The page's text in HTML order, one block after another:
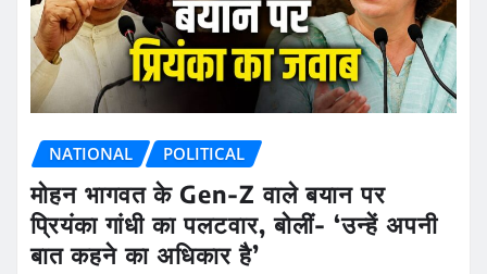
NATIONAL POLITICAL
मोहन भागवत के Gen-Z वाले बयान पर
प्रियंका गांधी का पलटवार, बोलीं- ‘उन्हें अपनी
बात कहने का अधिकार है’